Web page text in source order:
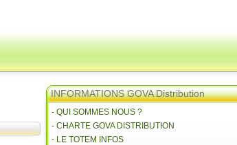
INFORMATIONS GOVA Distribution
- QUI SOMMES NOUS ?
- CHARTE GOVA DISTRIBUTION
- LE TOTEM INFOS